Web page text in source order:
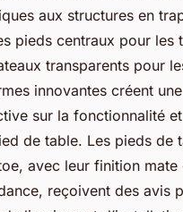
aux structures en
pieds centraux pour les
transparents pour
innovantes créent une
sur la fonctionnalité et
de table. Les pieds de
avec leur finition mate
reçoivent des avis